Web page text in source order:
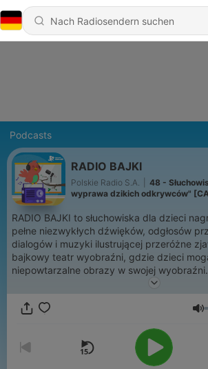
Podcasts
RADIO BAJKI
Polskie Radio S.A.
48 -
wyprawa dzikich odkrywców"
RADIO BAJKI to słuchowiska dla dzieci
pełne niezwykłych dźwięków, odgłosów
dialogów i muzyki ilustrującej przeróżne
bajkowy teatr wyobraźni, gdzie dzieci
niepowtarzalne obrazy w swojej wyobraźni.
użyczyli znani aktorzy teatralni,
Zapraszamy do słuchania RADIO BAJEK